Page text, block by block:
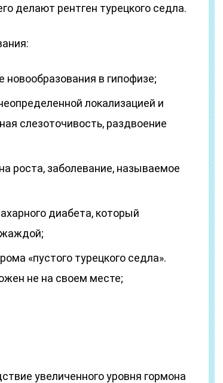
делают рентген турецкого седла.
новообразования в гипофизе;
локализацией и
слезоточивость, раздвоение
роста, заболевание, называемое
диабета, который
жаждой;
«пустого турецкого седла».
не на своем месте;
увеличенного уровня гормона